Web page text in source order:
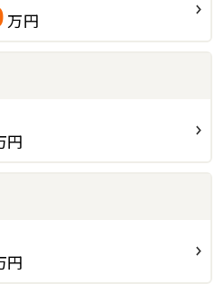
万円
円
円